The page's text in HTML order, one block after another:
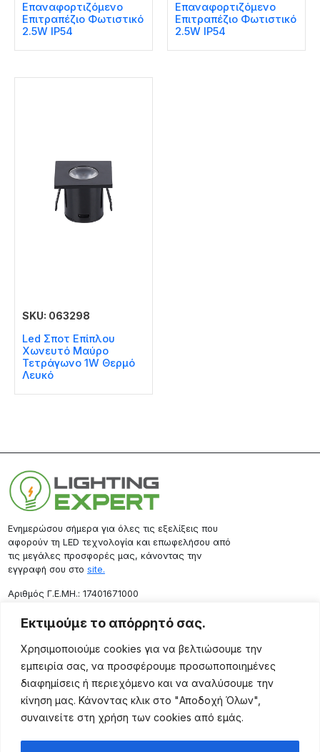
Εκτιμούμε το απόρρητό σας.
Χρησιμοποιούμε cookies για να βελτιώσουμε την
εμπειρία σας, να προσφέρουμε προσωποποιημένες
διαφημίσεις ή περιεχόμενο και να αναλύσουμε την
κίνηση μας. Κάνοντας κλικ στο "Αποδοχή Όλων",
συναινείτε στη χρήση των cookies από εμάς.
Επαναφορτιζόμενο
Επιτραπέζιο Φωτιστικό
2.5W IP54
Επαναφορτιζόμενο
Επιτραπέζιο Φωτιστικό
2.5W IP54
SKU: 063298
Led Σποτ Επίπλου
Χωνευτό Μαύρο
Τετράγωνο 1W Θερμό
Λευκό
Ενημερώσου σήμερα για όλες τις εξελίξεις που
αφορούν τη LED τεχνολογία και επωφελήσου από
τις μεγάλες προσφορές μας, κάνοντας την
εγγραφή σου στο site.
Aριθμός Γ.Ε.ΜΗ.: 17401671000
Επικοινωνία
Ρόδου 133, Αθήνα 10443
(+30) 211 725 5427
sales@lightingexpert.gr
Χρήσιμες Σελίδες